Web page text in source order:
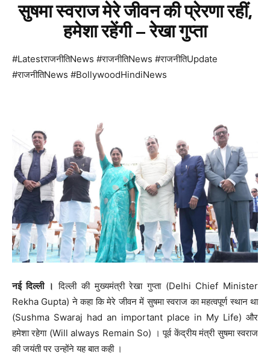
सुषमा स्वराज मेरे जीवन की प्रेरणा रहीं,
हमेशा रहेंगी – रेखा गुप्ता
#LatestराजनीतिNews #राजनीतिNews #राजनीतिUpdate
#राजनीतिNews #BollywoodHindiNews
नई दिल्ली । दिल्ली की मुख्यमंत्री रेखा गुप्ता (Delhi Chief Minister
Rekha Gupta) ने कहा कि मेरे जीवन में सुषमा स्वराज का महत्वपूर्ण स्थान था
(Sushma Swaraj had an important place in My Life) और
हमेशा रहेगा (Will always Remain So) । पूर्व केंद्रीय मंत्री सुषमा स्वराज
की जयंती पर उन्होंने यह बात कही ।